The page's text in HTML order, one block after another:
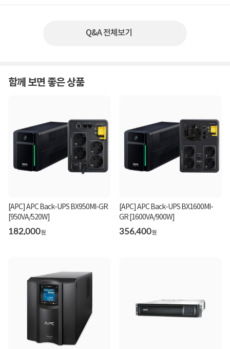
Q&A 전체보기
함께 보면 좋은 상품
[APC] APC Back-UPS BX950MI-GR
[950VA/520W]
182,000원
[APC] APC Back-UPS BX1600MI-
GR [1600VA/900W]
356,400원